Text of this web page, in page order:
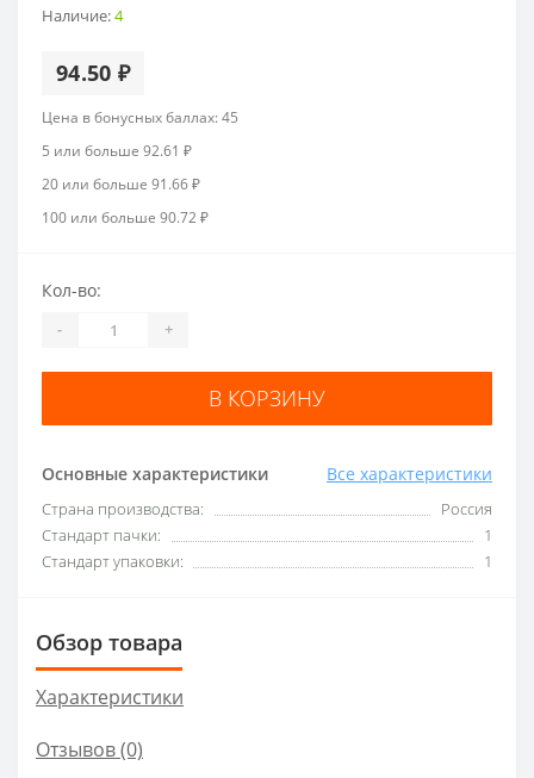
Наличие:4
94.50 ₽
Цена в бонусных баллах: 45
5 или больше 92.61 ₽
20 или больше 91.66 ₽
100 или больше 90.72 ₽
Основные характеристики Все характеристики
Страна производства:
Россия
Стандарт пачки:
1
Стандарт упаковки:
1
Кол-во:
- +
В КОРЗИНУ
Обзор товара
Характеристики
Отзывов (0)